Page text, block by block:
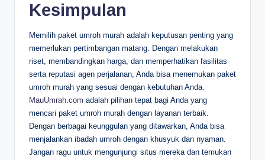
Kesimpulan
Memilih paket umroh murah adalah keputusan penting yang
memerlukan pertimbangan matang. Dengan melakukan
riset, membandingkan harga, dan memperhatikan fasilitas
serta reputasi agen perjalanan, Anda bisa menemukan paket
umroh murah yang sesuai dengan kebutuhan Anda.
MauUmrah.com adalah pilihan tepat bagi Anda yang
mencari paket umroh murah dengan layanan terbaik.
Dengan berbagai keunggulan yang ditawarkan, Anda bisa
menjalankan ibadah umroh dengan khusyuk dan nyaman.
Jangan ragu untuk mengunjungi situs mereka dan temukan